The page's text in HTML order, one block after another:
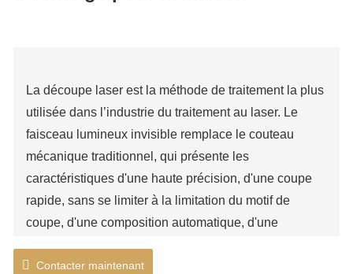
La découpe laser est la méthode de traitement la plus
utilisée dans l’industrie du traitement au laser. Le
faisceau lumineux invisible remplace le couteau
mécanique traditionnel, qui présente les
caractéristiques d'une haute précision, d'une coupe
rapide, sans se limiter à la limitation du motif de
coupe, d'une composition automatique, d'une
faible coût de traitement. Il améliorera ou remplacera
Contacter maintenant